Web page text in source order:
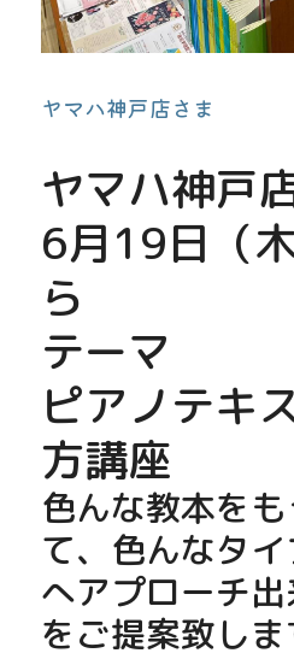
ヤマハ神戸店さま
ヤマハ神戸
6月19日（
ら
テーマ
ピアノテキ
方講座
色んな教本を
て、色んなタ
へアプローチ
をご提案致しま